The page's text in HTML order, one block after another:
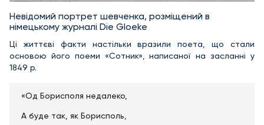
Невідомий портрет шевченка, розміщений в
німецькому журналі Die Gloeke
Ці життєві факти настільки вразили поета, що стали
основою його поеми «Сотник», написаної на засланні у
1849 р.
«Од Борисполя недалеко,
А буде так, як Борисполь,